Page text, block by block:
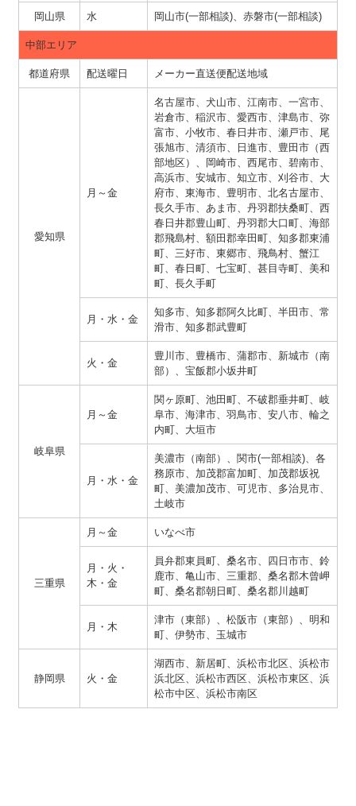
岡山県 水 岡山市(一部相談)、赤磐市(一部相談)
中部エリア
都道府県 配送曜日 メーカー直送便配送地域
愛知県
月～金
名古屋市、犬山市、江南市、一宮市、
岩倉市、稲沢市、愛西市、津島市、弥
富市、小牧市、春日井市、瀬戸市、尾
張旭市、清須市、日進市、豊田市（西
部地区）、岡崎市、西尾市、碧南市、
高浜市、安城市、知立市、刈谷市、大
府市、東海市、豊明市、北名古屋市、
長久手市、あま市、丹羽郡扶桑町、西
春日井郡豊山町、丹羽郡大口町、海部
郡飛島村、額田郡幸田町、知多郡東浦
町、三好市、東郷市、飛鳥村、蟹江
町、春日町、七宝町、甚目寺町、美和
町、長久手町
月・水・金
知多市、知多郡阿久比町、半田市、常
滑市、知多郡武豊町
火・金
豊川市、豊橋市、蒲郡市、新城市（南
部）、宝飯郡小坂井町
岐阜県
月～金
関ヶ原町、池田町、不破郡垂井町、岐
阜市、海津市、羽鳥市、安八市、輪之
内町、大垣市
月・水・金
美濃市（南部）、関市(一部相談)、各
務原市、加茂郡富加町、加茂郡坂祝
町、美濃加茂市、可児市、多治見市、
土岐市
三重県
月～金 いなべ市
月・火・
木・金
員弁郡東員町、桑名市、四日市市、鈴
鹿市、亀山市、三重郡、桑名郡木曾岬
町、桑名郡朝日町、桑名郡川越町
月・木
津市（東部）、松阪市（東部）、明和
町、伊勢市、玉城市
静岡県 火・金
湖西市、新居町、浜松市北区、浜松市
浜北区、浜松市西区、浜松市東区、浜
松市中区、浜松市南区